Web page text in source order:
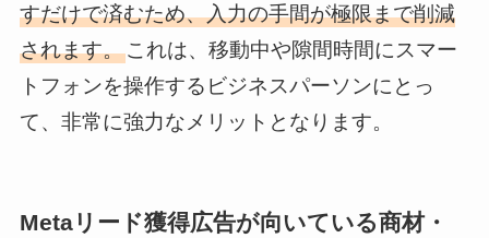
すだけで済むため、入力の手間が極限まで削減
されます。これは、移動中や隙間時間にスマー
トフォンを操作するビジネスパーソンにとっ
て、非常に強力なメリットとなります。
Metaリード獲得広告が向いている商材・